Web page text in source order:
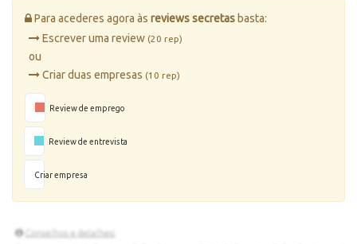
Para acederes agora às reviews secretas basta:
Escrever uma review (20 rep)
ou
Criar duas empresas (10 rep)
Review de emprego
Review de entrevista
Criar empresa